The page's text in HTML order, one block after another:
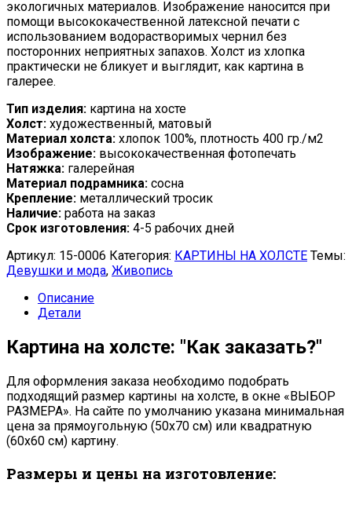
экологичных материалов. Изображение наносится при
помощи высококачественной латексной печати с
использованием водорастворимых чернил без
посторонних неприятных запахов. Холст из хлопка
практически не бликует и выглядит, как картина в
галерее.
Тип изделия: картина на хосте
Холст: художественный, матовый
Материал холста: хлопок 100%, плотность 400 гр./м2
Изображение: высококачественная фотопечать
Натяжка: галерейная
Материал подрамника: сосна
Крепление: металлический тросик
Наличие: работа на заказ
Срок изготовления: 4-5 рабочих дней
Артикул: 15-0006 Категория: КАРТИНЫ НА ХОЛСТЕ Темы:
Девушки и мода, Живопись
Описание
Детали
Картина на холсте: "Как заказать?"
Для оформления заказа необходимо подобрать
подходящий размер картины на холсте, в окне «ВЫБОР
РАЗМЕРА». На сайте по умолчанию указана минимальная
цена за прямоугольную (50х70 см) или квадратную
(60х60 см) картину.
Размеры и цены на изготовление: